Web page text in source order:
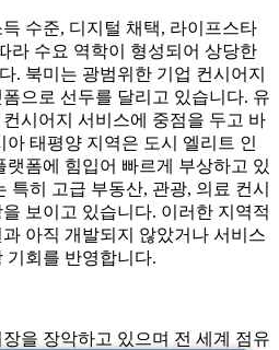
수준, 디지털 채택, 라이프스타
라 수요 역학이 형성되어 상당한
. 북미는 광범위한 기업 컨시어지
으로 선두를 달리고 있습니다. 유
시어지 서비스에 중점을 두고 바
태평양 지역은 도시 엘리트 인
폼에 힘입어 빠르게 부상하고 있
특히 고급 부동산, 관광, 의료 컨시
보이고 있습니다. 이러한 지역적
아직 개발되지 않았거나 서비스
기회를 반영합니다.
을 장악하고 있으며 전 세계 점유